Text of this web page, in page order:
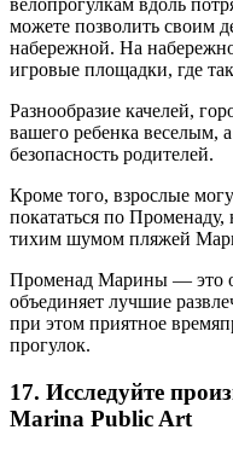
велопрогулкам вдоль
можете позволить своим
набережной. На
игровые площадки, где
Разнообразие качелей,
вашего ребенка веселым,
безопасность родителей.
Кроме того, взрослые
покататься по
тихим шумом пляжей
Променад Марины — это
объединяет лучшие
при этом приятное
прогулок.
17. Исследуйте
Marina Public Art